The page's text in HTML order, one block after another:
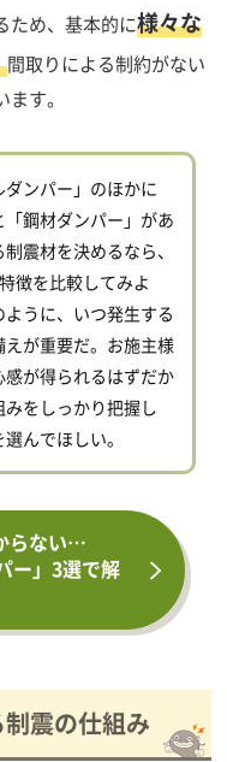
ため、基本的に様々な
間取りによる制約がない
す。
ンパー」のほかに
鋼材ダンパー」があ
震材を決めるなら、
徴を比較してみよ
うに、いつ発生する
が重要だ。お施主様
が得られるはずだか
をしっかり把握し
んでほしい。
らない…
ー」3選で解
震の仕組み